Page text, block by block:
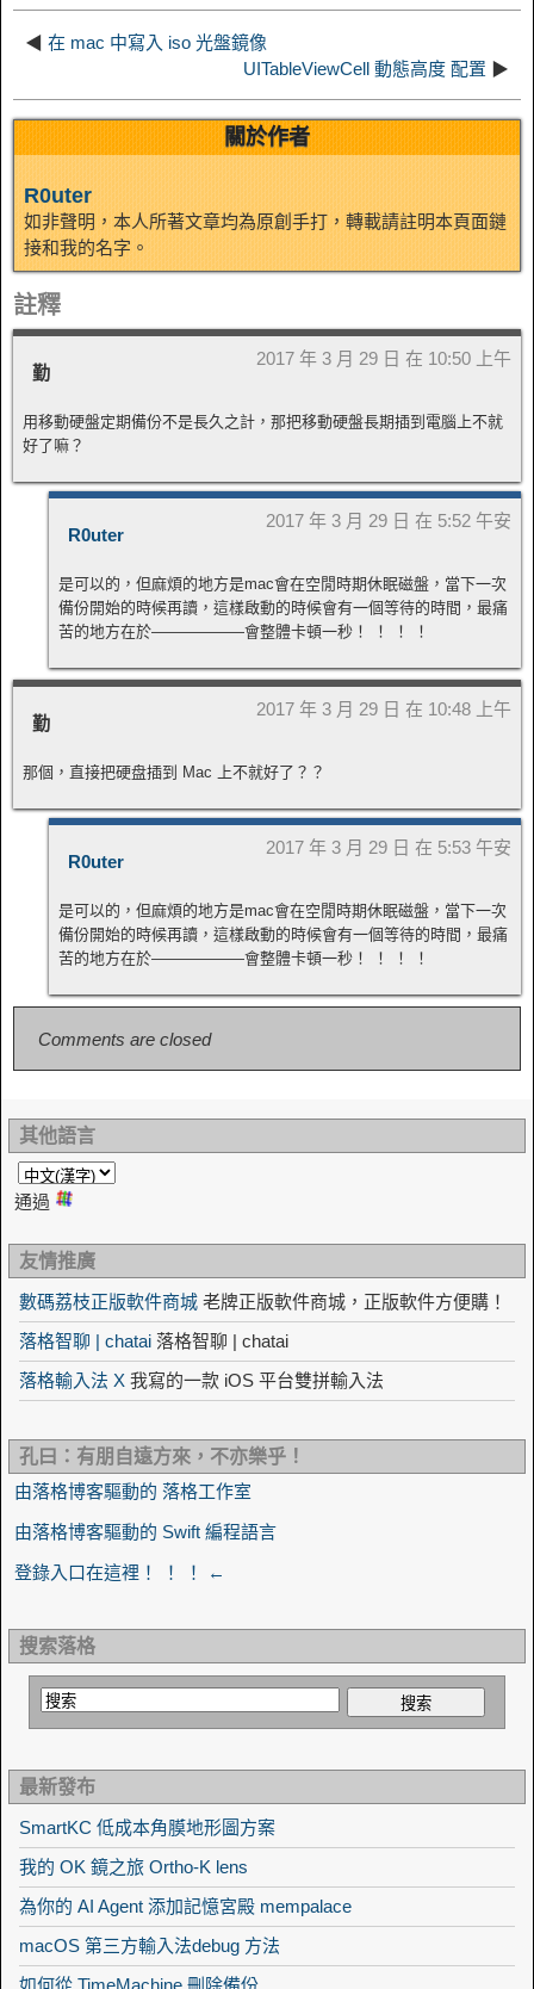
n
◀ 在 mac 中寫入 iso 光盤鏡像
UITableViewCell 動態高度 配置 ▶
關於作者
R0uter
如非聲明，本人所著文章均為原創手打，轉載請註明本頁面鏈
接和我的名字。
註釋
勤
2017 年 3 月 29 日 在 10:50 上午
用移動硬盤定期備份不是長久之計，那把移動硬盤長期插到電腦上不就
好了嘛？
R0uter
2017 年 3 月 29 日 在 5:52 午安
是可以的，但麻煩的地方是mac會在空閒時期休眠磁盤，當下一次
備份開始的時候再讀，這樣啟動的時候會有一個等待的時間，最痛
苦的地方在於——————會整體卡頓一秒！ ！ ！ ！
勤
2017 年 3 月 29 日 在 10:48 上午
那個， 直接把硬盘插到 Mac 上不就好了？？
R0uter
2017 年 3 月 29 日 在 5:53 午安
是可以的，但麻煩的地方是mac會在空閒時期休眠磁盤，當下一次
備份開始的時候再讀，這樣啟動的時候會有一個等待的時間，最痛
苦的地方在於——————會整體卡頓一秒！ ！ ！ ！
Comments are closed
其他語言
通過
友情推廣
數碼荔枝正版軟件商城 老牌正版軟件商城，正版軟件方便購！
落格智聊 | chatai 落格智聊 | chatai
落格輸入法 X 我寫的一款 iOS 平台雙拼輸入法
孔曰：有朋自遠方來，不亦樂乎！
由落格博客驅動的 落格工作室
由落格博客驅動的 Swift 編程語言
登錄入口在這裡！ ！ ！ ←
搜索落格
最新發布
SmartKC 低成本角膜地形圖方案
我的 OK 鏡之旅 Ortho-K lens
為你的 AI Agent 添加記憶宮殿 mempalace
macOS 第三方輸入法debug 方法